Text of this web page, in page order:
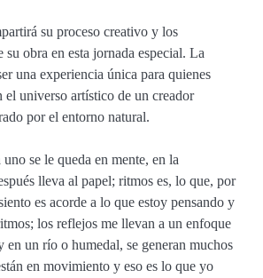
su proceso creativo y los
su obra en esta jornada especial. La
una experiencia única para quienes
el universo artístico de un creador
por el entorno natural.
se le queda en mente, en la
lleva al papel; ritmos es, lo que, por
es acorde a lo que estoy pensando y
los reflejos me llevan a un enfoque
en un río o humedal, se generan muchos
en movimiento y eso es lo que yo